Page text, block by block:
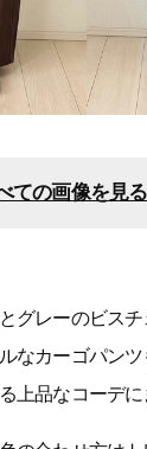
ての画像を見る
グレーのビス
なカーゴパン
上品なコーデに